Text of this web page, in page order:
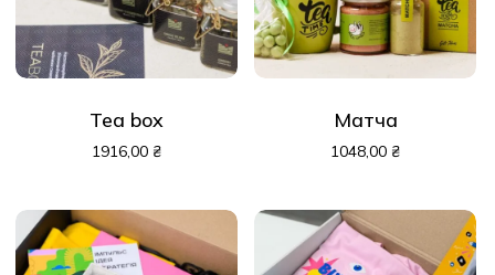
Tea box
1916,00 ₴
Матча
1048,00 ₴